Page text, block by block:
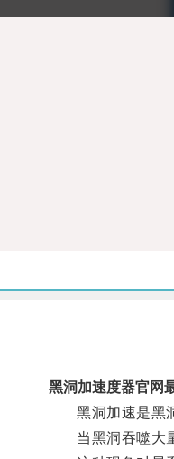
黑洞加速度器官网
黑洞加速是黑洞
当黑洞吞噬大量